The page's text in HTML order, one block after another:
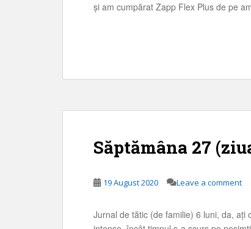
și am cumpărat Zapp Flex Plus de pe
Săptămâna 27
19 August 2020 Leave a comment
Jurnal de tătic (de familie) 6 luni, da,